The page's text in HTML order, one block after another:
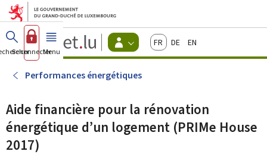
Aller au menu principal
Aller au contenu
Guichet.lu
Changer
d'espace
Menu
actif
FrançaisDeutschEnglish
Se connecterMenu principal
Performances énergétiques
Aide financière pour la rénovation
énergétique d’un logement (PRIMe House
2017)